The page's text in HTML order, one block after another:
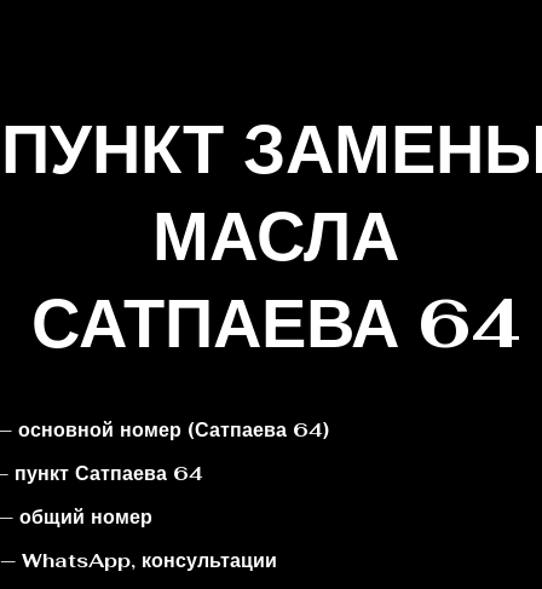
ПУНКТ
МАСЛА
САТПАЕВА 64
номер (Сатпаева 64)
Сатпаева 64
общий номер
консультации